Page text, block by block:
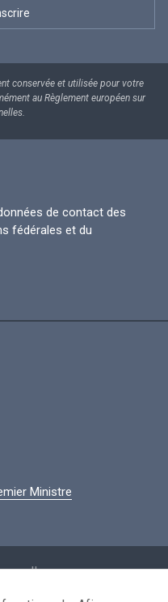
conservée et utilisée pour votre
au Règlement européen sur
de contact des
fédérales et du
Ministre